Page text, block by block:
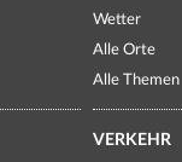
Wetter
Alle Orte
Alle Themen
VERKEHR